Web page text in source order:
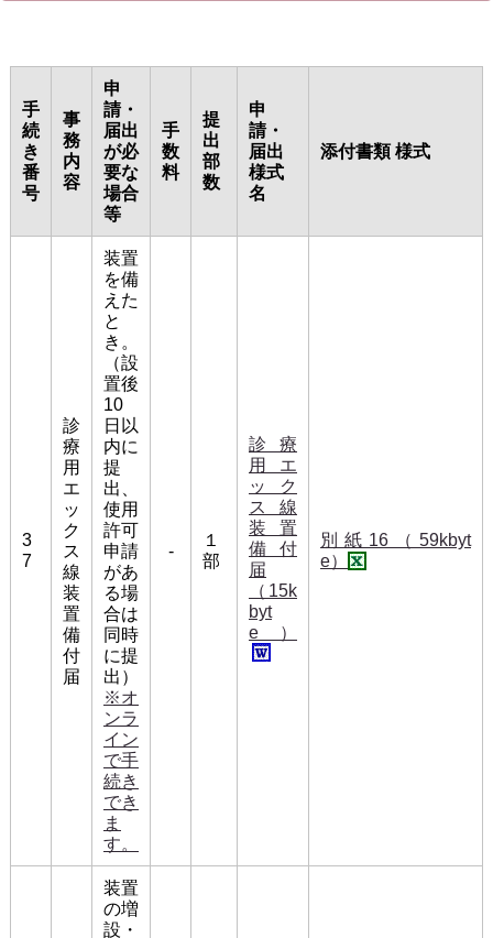
手
続
き
番
号
事
務
内
容
申
請・
届出
が必
要な
場合
等
手
数
料
提
出
部
数
申
請・
届出
様式
名
添付書類 様式
3
7
診
療
用
エ
ッ
ク
ス
線
装
置
備
付
届
装置
を備
えた
と
き。
（設
置後
10
日以
内に
提
出、
使用
許可
申請
があ
る場
合は
同時
に提
出）
※オ
ンラ
イン
で手
続き
でき
ま
す。
-
１
部
診療
用エ
ック
ス線
装置
備付
届
（15k
byt
e）
別紙16（59kbyt
e）
装置
の増
設・